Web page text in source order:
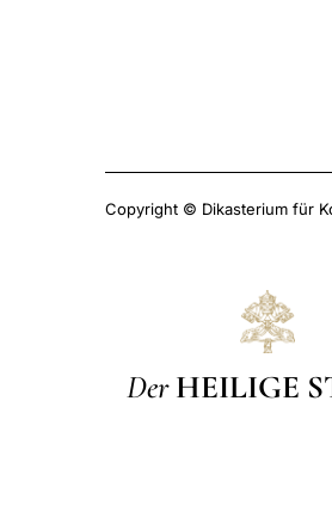
Copyright © Dikasterium für
Der HEILIGE